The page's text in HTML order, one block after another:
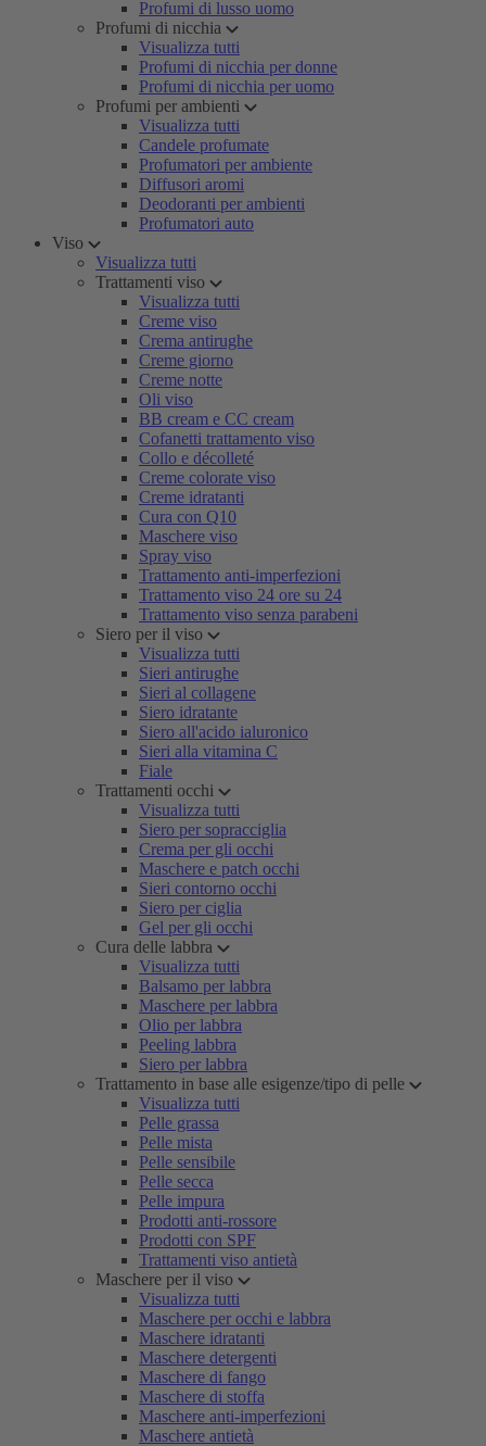
Profumi di lusso uomo
Profumi di nicchia
Visualizza tutti
Profumi di nicchia per donne
Profumi di nicchia per uomo
Profumi per ambienti
Visualizza tutti
Candele profumate
Profumatori per ambiente
Diffusori aromi
Deodoranti per ambienti
Profumatori auto
Viso
Visualizza tutti
Trattamenti viso
Visualizza tutti
Creme viso
Crema antirughe
Creme giorno
Creme notte
Oli viso
BB cream e CC cream
Cofanetti trattamento viso
Collo e décolleté
Creme colorate viso
Creme idratanti
Cura con Q10
Maschere viso
Spray viso
Trattamento anti-imperfezioni
Trattamento viso 24 ore su 24
Trattamento viso senza parabeni
Siero per il viso
Visualizza tutti
Sieri antirughe
Sieri al collagene
Siero idratante
Siero all'acido ialuronico
Sieri alla vitamina C
Fiale
Trattamenti occhi
Visualizza tutti
Siero per sopracciglia
Crema per gli occhi
Maschere e patch occhi
Sieri contorno occhi
Siero per ciglia
Gel per gli occhi
Cura delle labbra
Visualizza tutti
Balsamo per labbra
Maschere per labbra
Olio per labbra
Peeling labbra
Siero per labbra
Trattamento in base alle esigenze/tipo di pelle
Visualizza tutti
Pelle grassa
Pelle mista
Pelle sensibile
Pelle secca
Pelle impura
Prodotti anti-rossore
Prodotti con SPF
Trattamenti viso antietà
Maschere per il viso
Visualizza tutti
Maschere per occhi e labbra
Maschere idratanti
Maschere detergenti
Maschere di fango
Maschere di stoffa
Maschere anti-imperfezioni
Maschere antietà